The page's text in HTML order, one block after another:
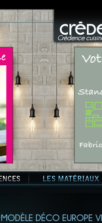
Crédence
MODÈLE DÉCO EUROPE